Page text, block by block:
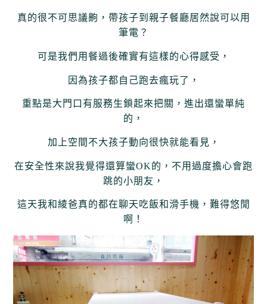
真的很不可思議齁，帶孩子到親子餐廳居然說可以用
筆電？
可是我們用餐過後確實有這樣的心得感受，
因為孩子都自己跑去瘋玩了，
重點是大門口有服務生鎖起來把關，進出還蠻單純
的，
加上空間不大孩子動向很快就能看見，
在安全性來說我覺得還算蠻OK的， 不用過度擔心會跑
跳的小朋友，
這天我和綾爸真的都在聊天吃飯和滑手機，難得悠閒
啊！